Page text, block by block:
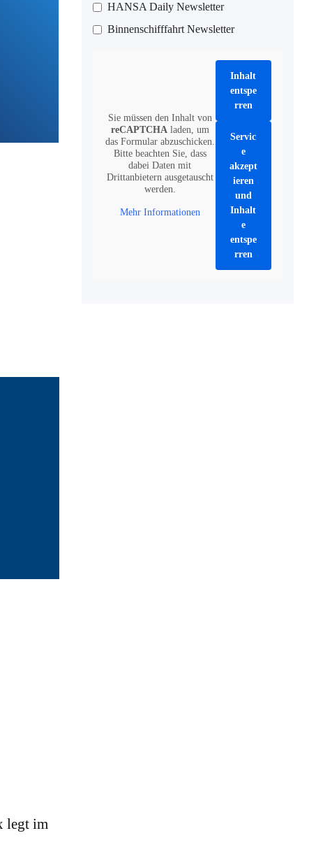
legt im
HANSA Daily Newsletter
Binnenschifffahrt Newsletter
Sie müssen den Inhalt von
reCAPTCHAladen, um
das Formular abzuschicken.
Bitte beachten Sie, dass
dabei Daten mit
Drittanbietern ausgetauscht
werden.
Mehr Informationen
Inhalt
entspe
rren
Servic
e
akzept
ieren
und
Inhalt
e
entspe
rren